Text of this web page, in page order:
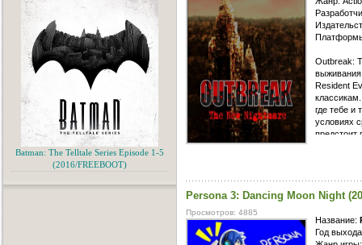
Outbreak:
Resident
где тебе и
условиях
предстоит
Persona 3: Dancing Moon Night
Просмотров: 4885
Название:
Год
Batman: The Telltale Series Episode 1-5
(2016/FREEBOOT)